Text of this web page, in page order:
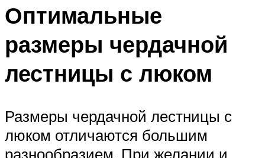
Оптимальные
размеры чердачной
лестницы с люком
Размеры чердачной лестницы с
люком отличаются большим
разнообразием. При желании и